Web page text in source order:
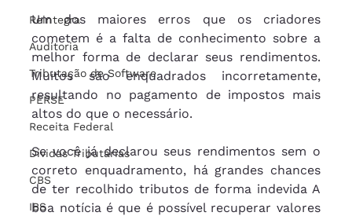
Reintegra
Auditoria
Tributação de Software
PERSE
Receita Federal
Dívidas Tributárias
CBS
IBS
Um dos maiores erros que os criadores
cometem é a falta de conhecimento sobre a
melhor forma de declarar seus rendimentos.
Muitos são enquadrados incorretamente,
resultando no pagamento de impostos mais
altos do que o necessário.
Se você já declarou seus rendimentos sem o
correto enquadramento, há grandes chances
de ter recolhido tributos de forma indevida A
boa notícia é que é possível recuperar valores